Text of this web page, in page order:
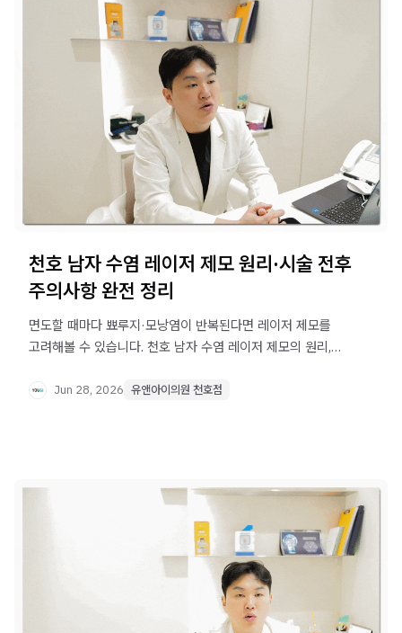
천호 남자 수염 레이저 제모 원리·시술 전후
주의사항 완전 정리
면도할 때마다 뾰루지·모낭염이 반복된다면 레이저 제모를
고려해볼 수 있습니다. 천호 남자 수염 레이저 제모의 원리,
정리합니다.
Jun 28, 2026 유앤아이의원 천호점